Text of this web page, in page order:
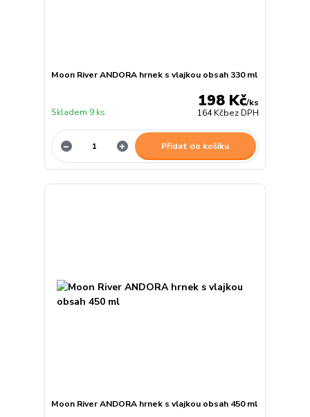
Moon River ANDORA hrnek s vlajkou obsah 330 ml
198 Kč/ks
164 Kčbez DPH
Skladem 9 ks
Přidat do košíku
Moon River ANDORA hrnek s vlajkou obsah 450 ml